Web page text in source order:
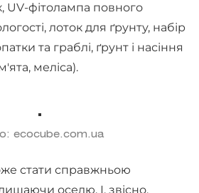
фітолампа повного
лоток для ґрунту, набір
та граблі, ґрунт і насіння
меліса).
ecocube.com.ua
стати справжньою
оселю. І, звісно,